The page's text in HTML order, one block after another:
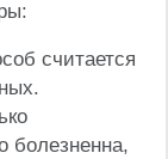
считается
болезненна,